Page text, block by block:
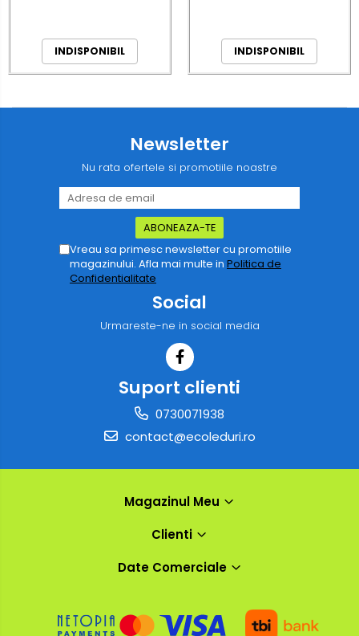
INDISPONIBIL INDISPONIBIL
Newsletter
Nu rata ofertele si promotiile noastre
Vreau sa primesc newsletter cu promotiile
magazinului. Afla mai multe in Politica de
Confidentialitate
Social
Urmareste-ne in social media
Suport clienti
0730071938
contact@ecoleduri.ro
Magazinul Meu
Clienti
Date Comerciale